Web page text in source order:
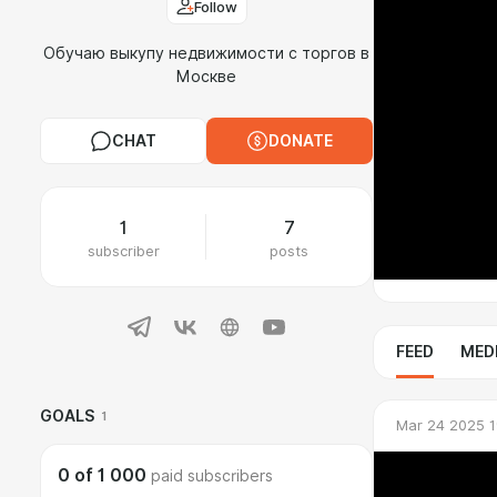
Follow
Обучаю выкупу недвижимости с торгов в
Москве
CHAT DONATE
1
subscriber
7
posts
GOALS 1
0 of 1 000 paid subscribers
FEED
Mar 24 2025